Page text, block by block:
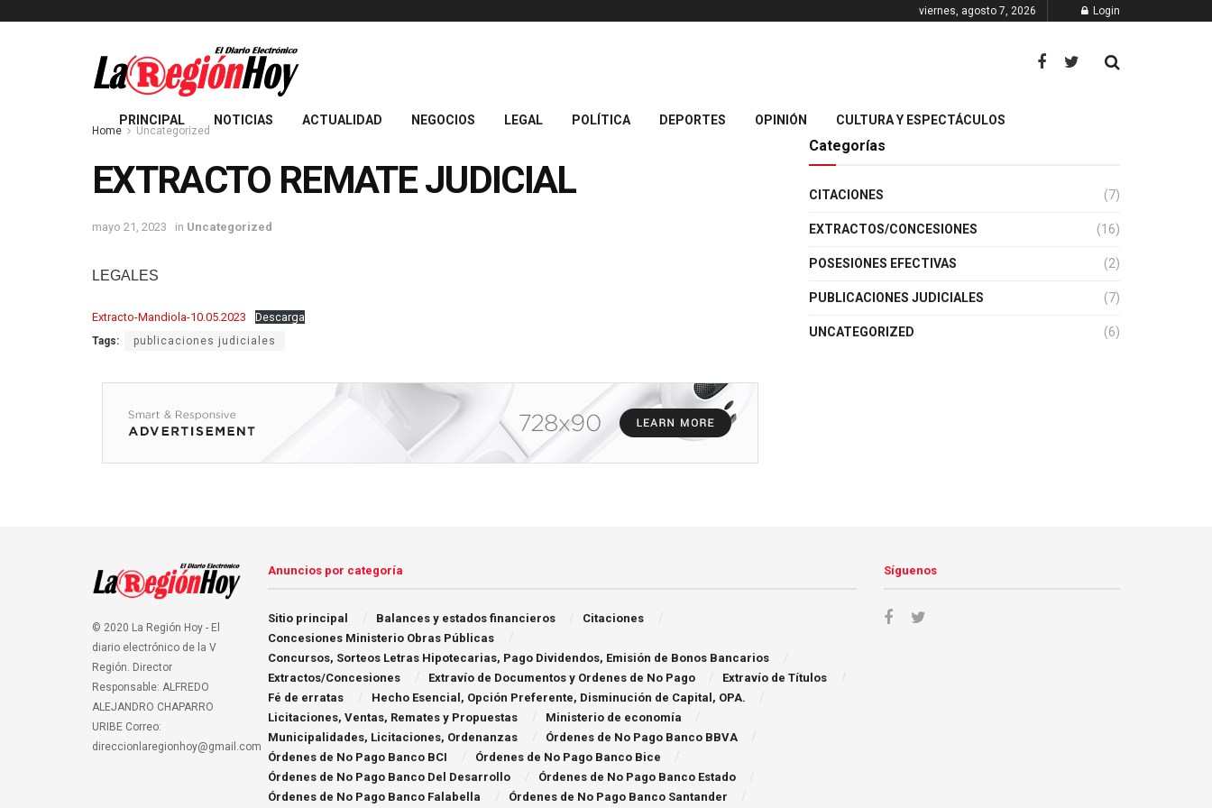
viernes, agosto 7, 2026 Login
PRINCIPAL NOTICIAS ACTUALIDAD NEGOCIOS LEGAL POLÍTICA DEPORTES OPINIÓN CULTURA Y ESPECTÁCULOS
Home Uncategorized
EXTRACTO REMATE JUDICIAL
mayo 21, 2023 in Uncategorized
LEGALES
Extracto-Mandiola-10.05.2023 Descarga
Tags: publicaciones judiciales
Categorías
CITACIONES (7)
EXTRACTOS/CONCESIONES (16)
POSESIONES EFECTIVAS (2)
PUBLICACIONES JUDICIALES (7)
UNCATEGORIZED (6)
© 2020 La Región Hoy - El
diario electrónico de la V
Región. Director
Responsable: ALFREDO
ALEJANDRO CHAPARRO
URIBE Correo:
direccionlaregionhoy@gmail.com
Anuncios por categoría
Sitio principal Balances y estados financieros
Citaciones
Concesiones Ministerio Obras Públicas
Concursos, Sorteos Letras Hipotecarias, Pago Dividendos, Emisión de Bonos Bancarios
Extractos/Concesiones
Extraví­o de Documentos y Ordenes de No Pago
Extravío de Títulos
Fé de erratas
Hecho Esencial, Opción Preferente, Disminución de Capital, OPA.
Licitaciones, Ventas, Remates y Propuestas
Ministerio de economía
Municipalidades, Licitaciones, Ordenanzas
Órdenes de No Pago Banco BBVA
Órdenes de No Pago Banco BCI
Órdenes de No Pago Banco Bice
Órdenes de No Pago Banco Del Desarrollo
Órdenes de No Pago Banco Estado
Órdenes de No Pago Banco Falabella
Órdenes de No Pago Banco Santander
Síguenos